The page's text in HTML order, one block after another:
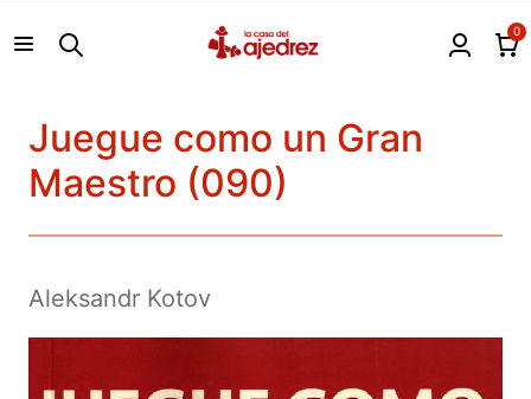
0
Juegue como un Gran
Maestro (090)
Aleksandr Kotov